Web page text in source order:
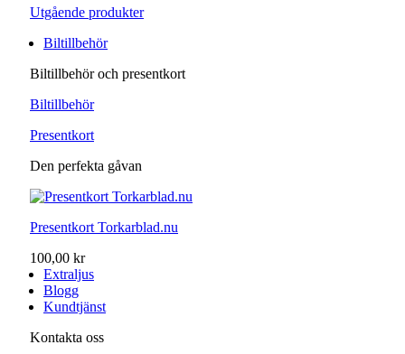
Utgående produkter
Biltillbehör
Biltillbehör och presentkort
Biltillbehör
Presentkort
Den perfekta gåvan
Presentkort Torkarblad.nu
100,00 kr
Extraljus
Blogg
Kundtjänst
Kontakta oss